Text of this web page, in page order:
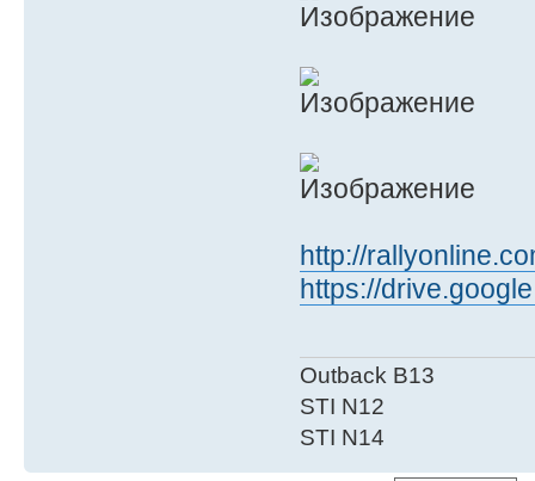
http://
https://
Outback B13
STI N12
STI N14